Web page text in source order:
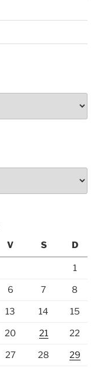
V S D
1
6 7 8
13 14 15
20 21 22
27 28 29